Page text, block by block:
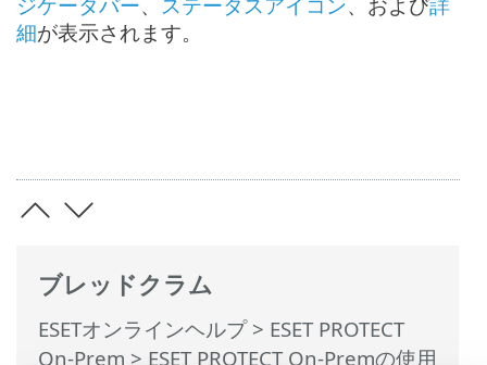
ブレッドクラム
ESETオンラインヘルプ> ESET PROTECT
On-Prem > ESET PROTECT On-Premの使用
細が表示されます。